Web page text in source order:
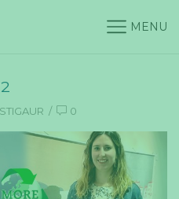
MENU
/ 0